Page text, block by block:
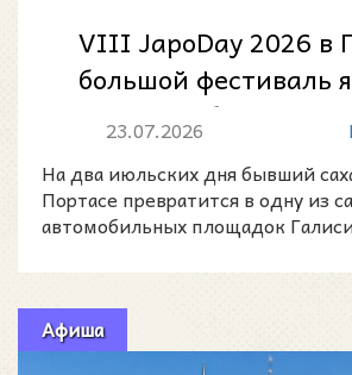
VIII JapoDay 2026 в
большой фестиваль
автомобилей в
23.07.2026
На два июльских дня бывший
Портасе превратится в одну из
автомобильных площадок
Афиша